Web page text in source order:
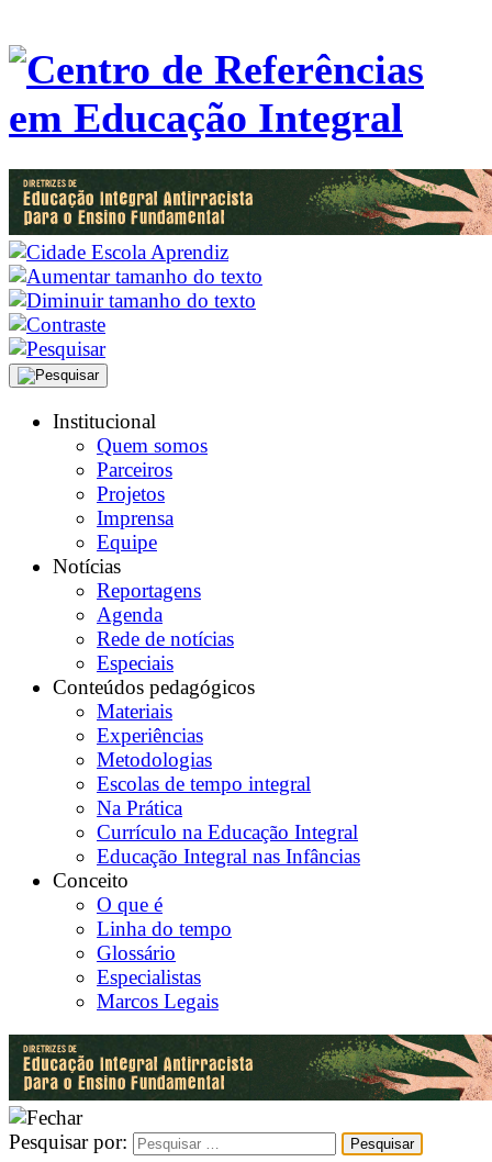
Institucional
Quem somos
Parceiros
Projetos
Imprensa
Equipe
Notícias
Reportagens
Agenda
Rede de notícias
Especiais
Conteúdos pedagógicos
Materiais
Experiências
Metodologias
Escolas de tempo integral
Na Prática
Currículo na Educação Integral
Educação Integral nas Infâncias
Conceito
O que é
Linha do tempo
Glossário
Especialistas
Marcos Legais
Pesquisar por: